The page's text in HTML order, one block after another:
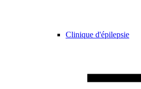
Clinique d'épilepsie